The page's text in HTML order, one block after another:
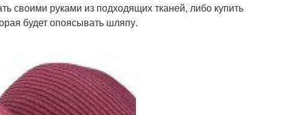
своими руками из подходящих тканей, либо купить
будет опоясывать шляпу.